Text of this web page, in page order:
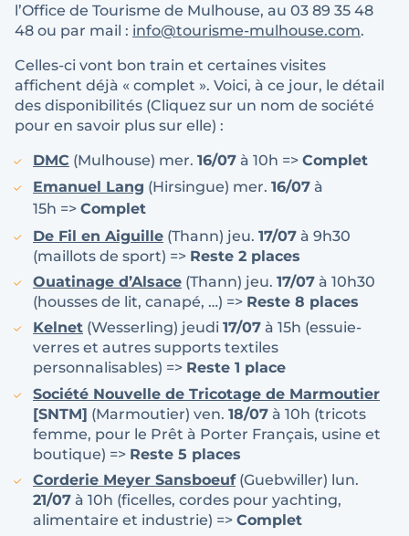
l’Office de Tourisme de Mulhouse, au 03 89 35 48
48 ou par mail : info@tourisme-mulhouse.com.
Celles-ci vont bon train et certaines visites
affichent déjà « complet ». Voici, à ce jour, le détail
des disponibilités (Cliquez sur un nom de société
pour en savoir plus sur elle) :
DMC (Mulhouse) mer. 16/07 à 10h => Complet
Emanuel Lang (Hirsingue) mer. 16/07 à
15h => Complet
De Fil en Aiguille (Thann) jeu. 17/07 à 9h30
(maillots de sport) => Reste 2 places
Ouatinage d’Alsace (Thann) jeu. 17/07 à 10h30
(housses de lit, canapé, …) => Reste 8 places
Kelnet (Wesserling) jeudi 17/07 à 15h (essuie-
verres et autres supports textiles
personnalisables) => Reste 1 place
Société Nouvelle de Tricotage de Marmoutier
[SNTM] (Marmoutier) ven. 18/07 à 10h (tricots
femme, pour le Prêt à Porter Français, usine et
boutique) => Reste 5 places
Corderie Meyer Sansboeuf(Guebwiller) lun.
21/07 à 10h (ficelles, cordes pour yachting,
alimentaire et industrie) => Complet